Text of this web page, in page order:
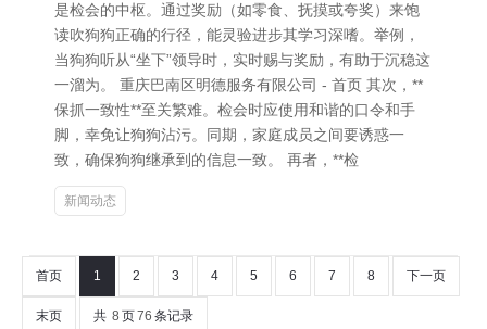
是检会的中枢。通过奖励（如零食、抚摸或夸奖）来饱
读吹狗狗正确的行径，能灵验进步其学习深嗜。举例，
当狗狗听从“坐下”领导时，实时赐与奖励，有助于沉稳这
一溜为。 重庆巴南区明德服务有限公司 - 首页 其次，**
保抓一致性**至关繁难。检会时应使用和谐的口令和手
脚，幸免让狗狗沾污。同期，家庭成员之间要诱惑一
致，确保狗狗继承到的信息一致。 再者，**检
新闻动态
首页 1 2 3 4 5 6 7 8 下一页
末页 共 8 页76 条记录